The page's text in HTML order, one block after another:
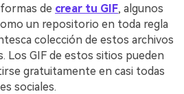
de crear tu GIF, algunos
un repositorio en toda regla
colección de estos archivos
Los GIF de estos sitios pueden
gratuitamente en casi todas
sociales.